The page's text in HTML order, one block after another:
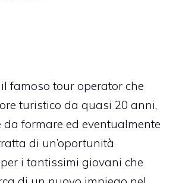
il famoso tour operator che
turistico da quasi 20 anni,
da formare ed eventualmente
di un’oportunità
i tantissimi giovani che